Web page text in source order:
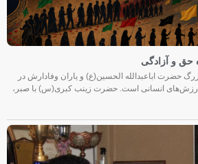
حق و آزادگی
حضرت اباعبدالله الحسین(ع) و یاران وفادارش در
انسانی است. حضرت زینب کبری(س) با صبر،